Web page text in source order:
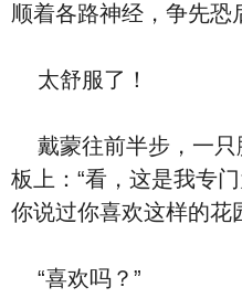
顺着各路神经，争先恐
太舒服了！
戴蒙往前半步，一只
板上：“看，这是我专
你说过你喜欢这样的花
“喜欢吗？”